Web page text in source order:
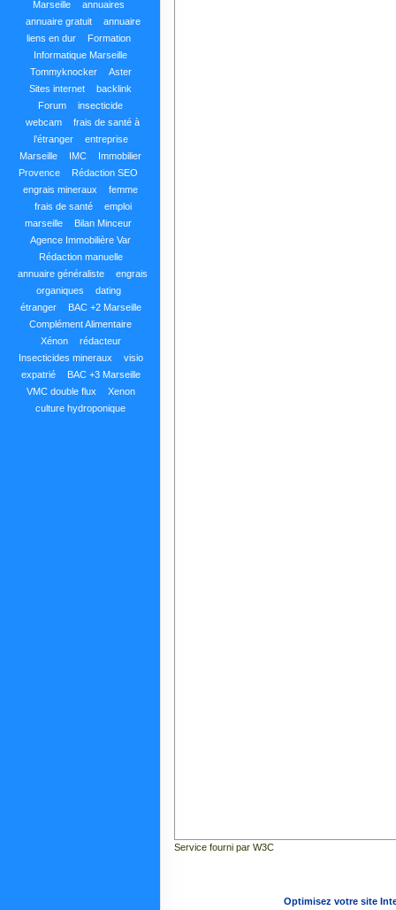
Marseille
annuaires
annuaire gratuit
annuaire
liens en dur
Formation
Informatique Marseille
Tommyknocker
Aster
Sites internet
backlink
Forum
insecticide
webcam
frais de santé à
l’étranger
entreprise
Marseille
IMC
Immobilier
Provence
Rédaction SEO
engrais mineraux
femme
frais de santé
emploi
marseille
Bilan Minceur
Agence Immobilière Var
Rédaction manuelle
annuaire généraliste
engrais
organiques
dating
étranger
BAC +2 Marseille
Complément Alimentaire
Xénon
rédacteur
Insecticides mineraux
visio
expatrié
BAC +3 Marseille
VMC double flux
Xenon
culture hydroponique
Service fourni par W3C
Optimisez votre site